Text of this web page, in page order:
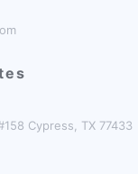
Cypress, TX 77433